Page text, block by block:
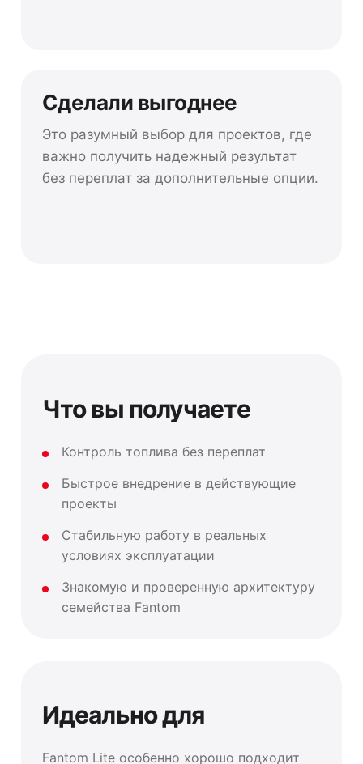
Сделали выгоднее
Это разумный выбор для проектов, где
важно получить надежный результат
без переплат за дополнительные опции.
Что вы получаете
Контроль топлива без переплат
Быстрое внедрение в действующие
проекты
Стабильную работу в реальных
условиях эксплуатации
Знакомую и проверенную архитектуру
семейства Fantom
Идеально для
Fantom Lite особенно хорошо подходит